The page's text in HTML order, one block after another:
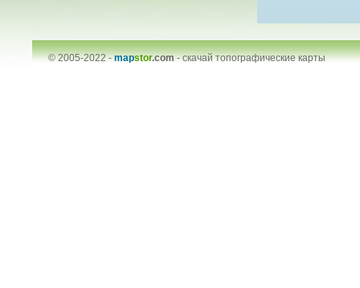
© 2005-2022 -mapstor.com-скачай топографические карты